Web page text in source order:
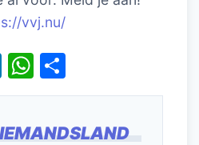
vvj.nu/
Li
n
W
h el